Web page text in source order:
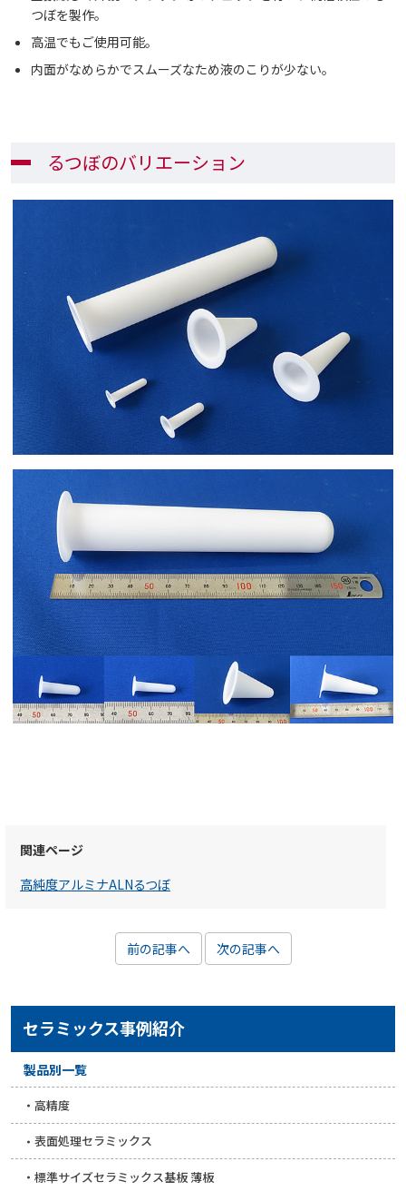
つぼを製作。
高温でもご使用可能。
内面がなめらかでスムーズなため液のこりが少ない。
るつぼのバリエーション
関連ページ
高純度アルミナALNるつぼ
前の記事へ 次の記事へ
セラミックス事例紹介
製品別一覧
高精度
表面処理セラミックス
標準サイズセラミックス基板 薄板